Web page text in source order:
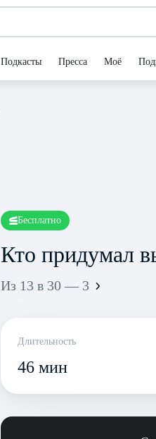
Подкасты Пресса Моё
Бесплатно
Кто придумал
Из 13 в 30 — 3
Длительность
46 мин